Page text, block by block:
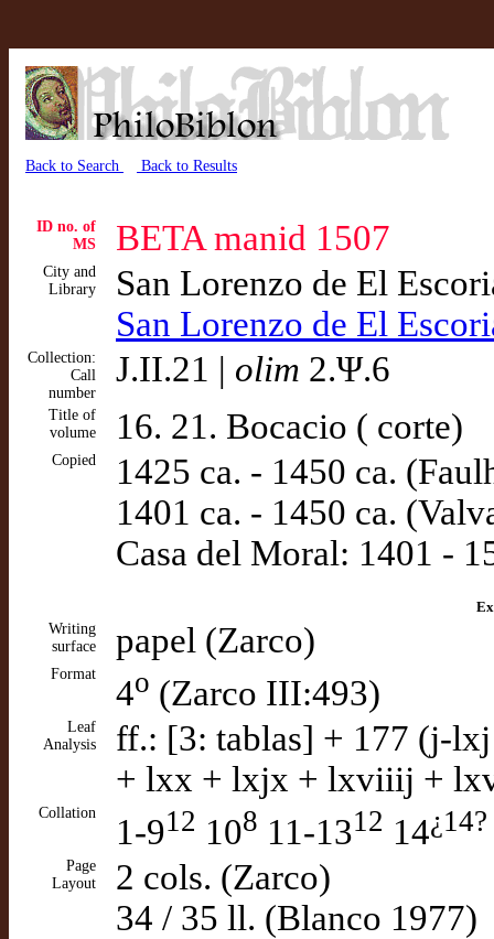
Back to Search Back to Results
ID no. of
MS
BETA manid 1507
City and
Library
San Lorenzo de El
San Lorenzo de El
Collection:
Call
number
J.II.21 | olim 2.Ψ.6
Title of
volume
16. 21. Bocacio ( corte)
Copied
1425 ca. - 1450 ca.
1401 ca. - 1450 ca.
Casa del Moral: 1401 -
Writing
surface
papel (Zarco)
Format 4o (Zarco III:493)
Leaf
Analysis
ff.: [3: tablas] + 177 (j-
+ lxx + lxjx + lxviiij +
Collation 1-912 108 11-1312 14¿14?
Page
Layout
2 cols. (Zarco)
34 / 35 ll. (Blanco 1977)